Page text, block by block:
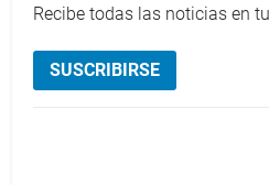
Recibe todas las noticias en
SUSCRIBIRSE